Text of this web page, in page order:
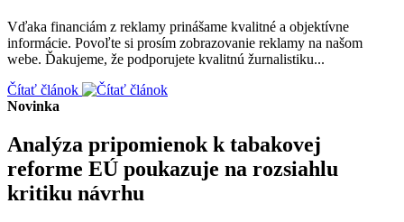
Vďaka financiám z reklamy prinášame kvalitné a objektívne
informácie. Povoľte si prosím zobrazovanie reklamy na našom
webe. Ďakujeme, že podporujete kvalitnú žurnalistiku...
Čítať článok
Novinka
Analýza pripomienok k tabakovej
reforme EÚ poukazuje na rozsiahlu
kritiku návrhu